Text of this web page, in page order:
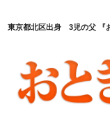
東京都北区出身 3児の父 『